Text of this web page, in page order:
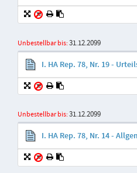
Unbestellbar bis:31.12.2099
I. HA Rep. 78, Nr. 19 -
Unbestellbar bis:31.12.2099
I. HA Rep. 78, Nr. 14 -